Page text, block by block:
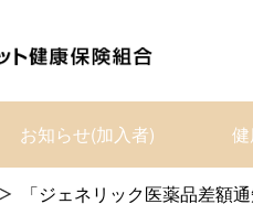
お知らせ(加入者)
「ジェネリック医薬品差額